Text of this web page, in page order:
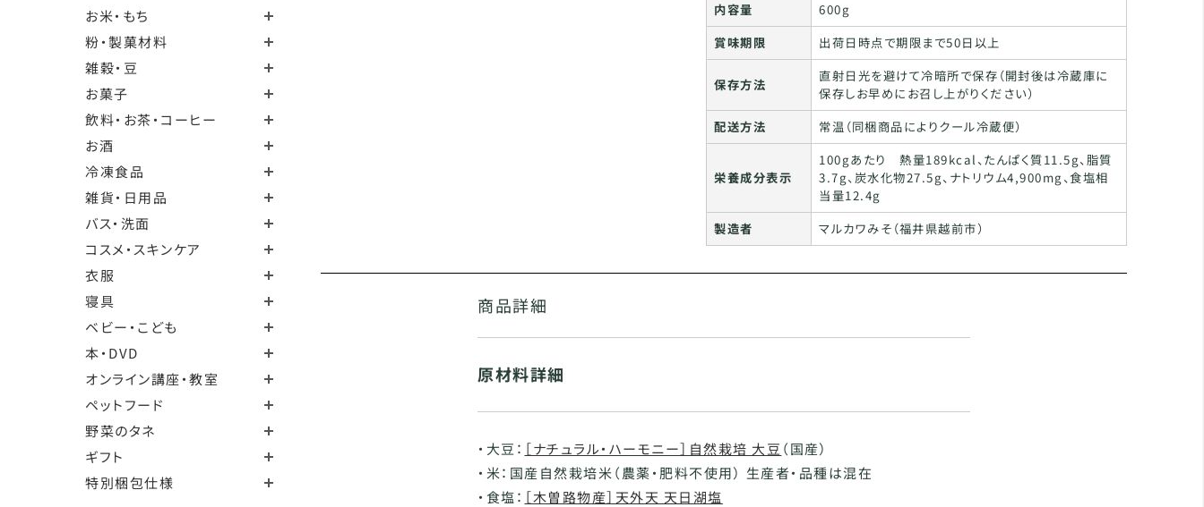
お米・もち
粉・製菓材料
雑穀・豆
お菓子
飲料・お茶・コーヒー
お酒
冷凍食品
雑貨・日用品
バス・洗面
コスメ・スキンケア
衣服
寝具
ベビー・こども
本・DVD
オンライン講座・教室
ペットフード
野菜のタネ
ギフト
特別梱包仕様
内容量
600g
賞味期限
出荷日時点で期限まで50日以上
保存方法
直射日光を避けて冷暗所で保存（開封後は冷蔵庫に
保存しお早めにお召し上がりください）
配送方法
常温（同梱商品によりクール冷蔵便）
栄養成分表示
100gあたり 熱量189kcal、たんぱく質11.5g、脂質
3.7g、炭水化物27.5g、ナトリウム4,900mg、食塩相
当量12.4g
製造者
マルカワみそ（福井県越前市）
商品詳細
原材料詳細
・大豆： ［ナチュラル・ハーモニー］自然栽培 大豆 （国産）
・米：国産自然栽培米（農薬・肥料不使用） 生産者・品種は混在
・食塩： ［木曽路物産］天外天 天日湖塩